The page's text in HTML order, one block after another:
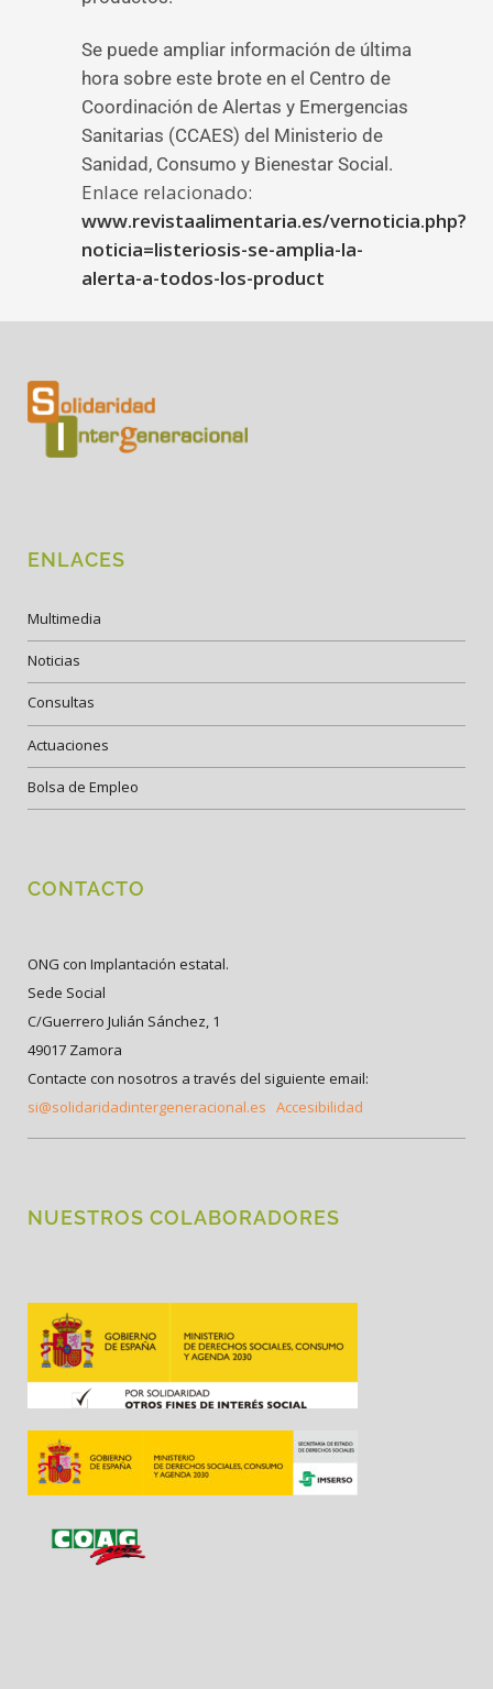
Se puede ampliar información de última
hora sobre este brote en el Centro de
Coordinación de Alertas y Emergencias
Sanitarias (CCAES) del Ministerio de
Sanidad, Consumo y Bienestar Social.
Enlace relacionado:
www.revistaalimentaria.es/vernoticia.php?
noticia=listeriosis-se-amplia-la-
alerta-a-todos-los-product
ENLACES
Multimedia
Noticias
Consultas
Actuaciones
Bolsa de Empleo
CONTACTO
ONG con Implantación estatal.
Sede Social
C/Guerrero Julián Sánchez, 1
49017 Zamora
Contacte con nosotros a través del siguiente email:
si@solidaridadintergeneracional.es Accesibilidad
NUESTROS COLABORADORES